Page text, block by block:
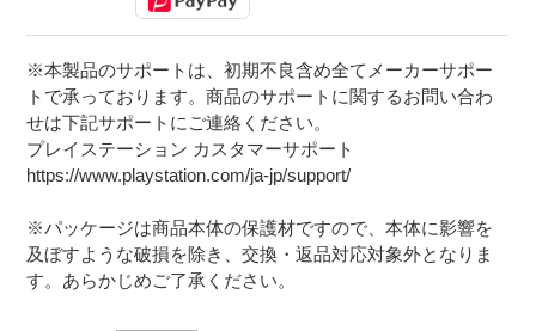
※本製品のサポートは、初期不良含め全てメーカーサポー
トで承っております。商品のサポートに関するお問い合わ
せは下記サポートにご連絡ください。
プレイステーション カスタマーサポート
https://www.playstation.com/ja-jp/support/
※パッケージは商品本体の保護材ですので、本体に影響を
及ぼすような破損を除き、交換・返品対応対象外となりま
す。あらかじめご了承ください。